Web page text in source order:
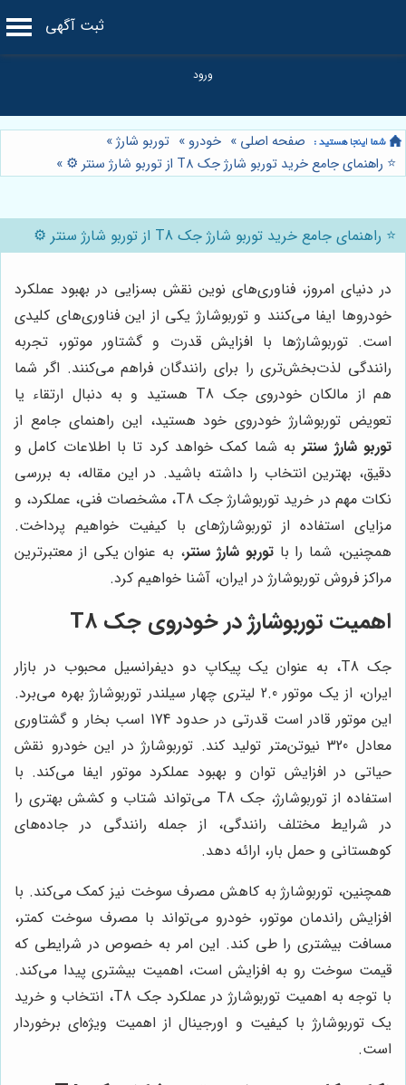
ثبت آگهی
صفحه اصلی » خودرو » توربو شارژ»
⭐️ راهنمای جامع خرید توربو شارژ جک T8 از توربو شارژ سنتر ⚙️
»
⭐️ راهنمای جامع خرید توربو شارژ جک T8 از توربو شارژ سنتر ⚙️
در دنیای امروز، فناوری‌های نوین نقش بسزایی در بهبود عملکرد
خودروها ایفا می‌کنند و توربوشارژ یکی از این فناوری‌های کلیدی
است. توربوشارژها با افزایش قدرت و گشتاور موتور، تجربه
رانندگی لذت‌بخش‌تری را برای رانندگان فراهم می‌کنند. اگر شما
هم از مالکان خودروی جک T8 هستید و به دنبال ارتقاء یا
تعویض توربوشارژ خودروی خود هستید، این راهنمای جامع از
توربو شارژ سنتربه شما کمک خواهد کرد تا با اطلاعات کامل و
دقیق، بهترین انتخاب را داشته باشید. در این مقاله، به بررسی
نکات مهم در خرید توربوشارژ جک T8، مشخصات فنی، عملکرد، و
مزایای استفاده از توربوشارژهای با کیفیت خواهیم پرداخت.
همچنین، شما را باتوربو شارژ سنتر، به عنوان یکی از معتبرترین
مراکز فروش توربوشارژ در ایران، آشنا خواهیم کرد.
اهمیت توربوشارژ در خودروی جک T8
جک T8، به عنوان یک پیکاپ دو دیفرانسیل محبوب در بازار
ایران، از یک موتور 2.0 لیتری چهار سیلندر توربوشارژ بهره می‌برد.
این موتور قادر است قدرتی در حدود 174 اسب بخار و گشتاوری
معادل 320 نیوتن‌متر تولید کند. توربوشارژ در این خودرو نقش
حیاتی در افزایش توان و بهبود عملکرد موتور ایفا می‌کند. با
استفاده از توربوشارژ، جک T8 می‌تواند شتاب و کشش بهتری را
در شرایط مختلف رانندگی، از جمله رانندگی در جاده‌های
کوهستانی و حمل بار، ارائه دهد.
همچنین، توربوشارژ به کاهش مصرف سوخت نیز کمک می‌کند. با
افزایش راندمان موتور، خودرو می‌تواند با مصرف سوخت کمتر،
مسافت بیشتری را طی کند. این امر به خصوص در شرایطی که
قیمت سوخت رو به افزایش است، اهمیت بیشتری پیدا می‌کند.
با توجه به اهمیت توربوشارژ در عملکرد جک T8، انتخاب و خرید
یک توربوشارژ با کیفیت و اورجینال از اهمیت ویژه‌ای برخوردار
است.